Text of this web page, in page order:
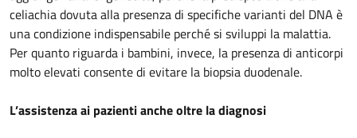
celiachia dovuta alla presenza di specifiche varianti del DNA è
una condizione indispensabile perché si sviluppi la malattia.
Per quanto riguarda i bambini, invece, la presenza di anticorpi
molto elevati consente di evitare la biopsia duodenale.
L’assistenza ai pazienti anche oltre la diagnosi